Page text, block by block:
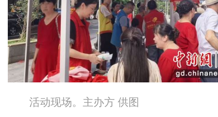
活动现场。主办方 供图